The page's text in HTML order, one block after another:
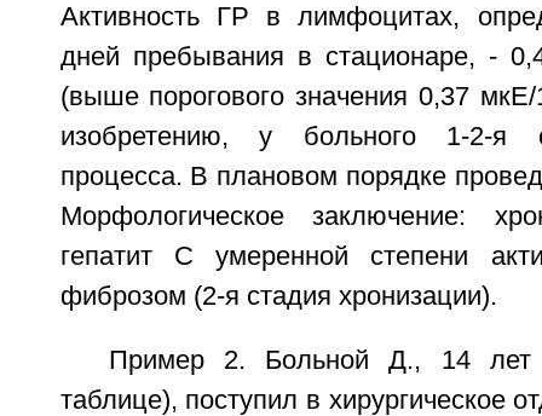
Активность ГР в лимфоцитах,
дней пребывания в стационаре, -
(выше порогового значения 0,37
изобретению, у больного 1-2-я
процесса. В плановом порядке
Морфологическое заключение:
гепатит C умеренной степени
фиброзом (2-я стадия хронизации).
Пример 2. Больной Д., 14
таблице), поступил в хирургическое